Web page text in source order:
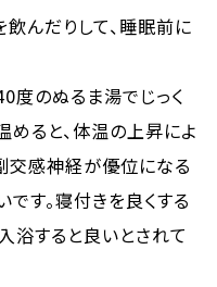
んだりして、睡眠前に
度のぬるま湯でじっく
めると、体温の上昇によ
交感神経が優位になる
です。寝付きを良くする
浴すると良いとされて